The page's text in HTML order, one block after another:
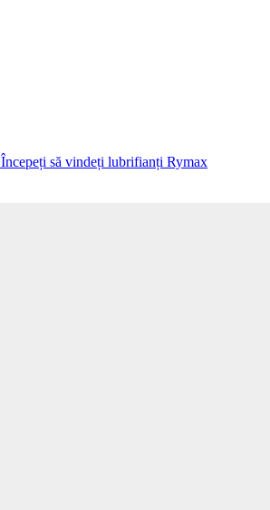
Începeți să vindeți lubrifianți Rymax